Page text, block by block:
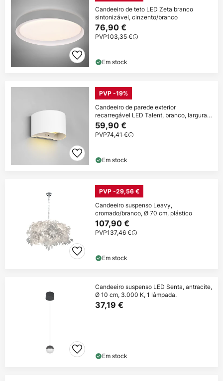
Candeeiro de teto LED Zeta branco
sintonizável, cinzento/branco
76,90 €
PVP103,35 €
Em stock
PVP -19%
Candeeiro de parede exterior
recarregável LED Talent, branco, largura
16
59,90 €
PVP74,41 €
Em stock
PVP -29,56 €
Candeeiro suspenso Leavy,
cromado/branco, Ø 70 cm, plástico
107,90 €
PVP137,46 €
Em stock
Candeeiro suspenso LED Senta, antracite,
Ø 10 cm, 3.000 K, 1 lâmpada.
37,19 €
Em stock